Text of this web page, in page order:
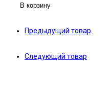
В корзину
Предыдущий товар
Следующий товар